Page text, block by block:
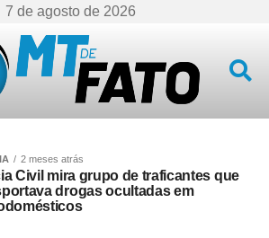
7 de agosto de 2026
2 meses atrás
Civil mira grupo de traficantes que
drogas ocultadas em